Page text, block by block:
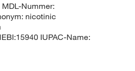
Nummer:
nicotinic
IUPAC-Name: